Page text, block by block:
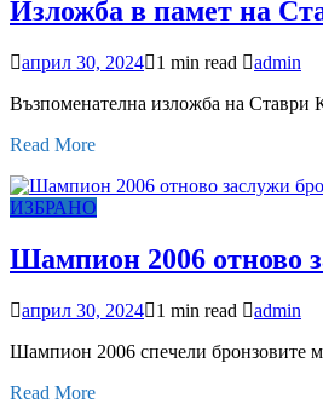
Изложба в памет на
април 30, 2024 1 min read
admin
Възпоменателна изложба на Ставри
Read More
ИЗБРАНО
Шампион 2006 отново
април 30, 2024 1 min read
admin
Шампион 2006 спечели бронзовите
Read More